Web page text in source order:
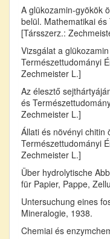
A glükozamin-gyökök
belül. Mathematikai
[Társszerz.:
Vizsgálat a
Természettudományi
Zechmeister L.]
Az élesztő
és
Zechmeister L.]
Állati és növényi chitin
Természettudományi
Zechmeister L.]
Über hydrolytische
für Papier, Pappe,
Untersuchung eines
Mineralogie, 1938.
Chemiai és